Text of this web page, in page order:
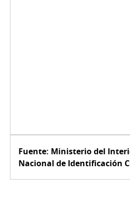
Fuente: Ministerio del
Nacional de Identificación